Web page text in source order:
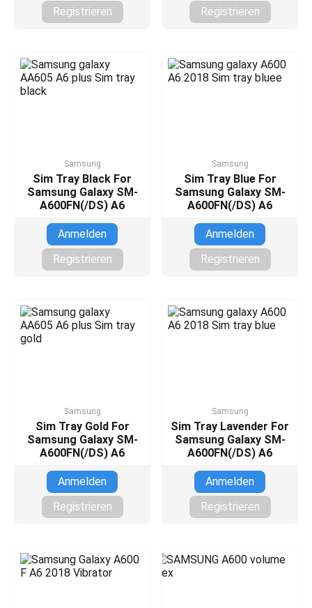
Registrieren
Registrieren
Samsung
Sim Tray Black For
Samsung Galaxy SM-
A600FN(/DS) A6
Anmelden
Registrieren
Samsung
Sim Tray Blue For
Samsung Galaxy SM-
A600FN(/DS) A6
Anmelden
Registrieren
Samsung
Sim Tray Gold For
Samsung Galaxy SM-
A600FN(/DS) A6
Anmelden
Registrieren
Samsung
Sim Tray Lavender For
Samsung Galaxy SM-
A600FN(/DS) A6
Anmelden
Registrieren